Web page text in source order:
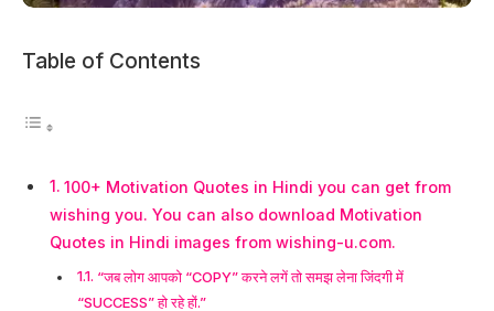
Table of Contents
100+ Motivation Quotes in Hindi you can get from
wishing you. You can also download Motivation
Quotes in Hindi images from wishing-u.com.
“जब लोग आपको “COPY” करने लगें तो समझ लेना जिंदगी में
“SUCCESS” हो रहे हों.”